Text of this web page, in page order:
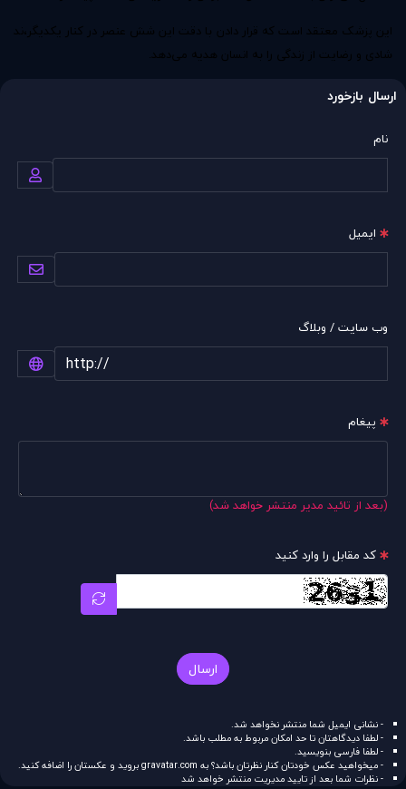
این پزشک معتقد است که قرار دادن با دقت این شش عنصر در کنار یکدیگر،ند
شادی و رضایت از زندگی را به انسان هدیه می‌دهد.
ارسال بازخورد
نام
ایمیل
وب سایت / وبلاگ
پیغام
(بعد از تائید مدیر منتشر خواهد شد)
کد مقابل را وارد کنید
ارسال
- نشانی ایمیل شما منتشر نخواهد شد.
- لطفا دیدگاهتان تا حد امکان مربوط به مطلب باشد.
- لطفا فارسی بنویسید.
- میخواهید عکس خودتان کنار نظرتان باشد؟ به gravatar.comبروید و عکستان را اضافه کنید.
- نظرات شما بعد از تایید مدیریت منتشر خواهد شد